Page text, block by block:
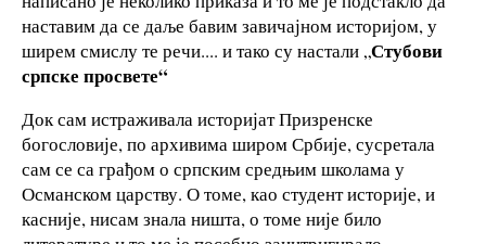
наставим да се даље бавим завичајном историјом, у
ширем смислу те речи.... и тако су настали „Стубови
српске просвете“
Док сам истраживала историјат Призренске
богословије, по архивима широм Србије, сусретала
сам се са грађом о српским средњим школама у
Османском царству. О томе, као студент историје, и
касније, нисам знала ништа, о томе није било